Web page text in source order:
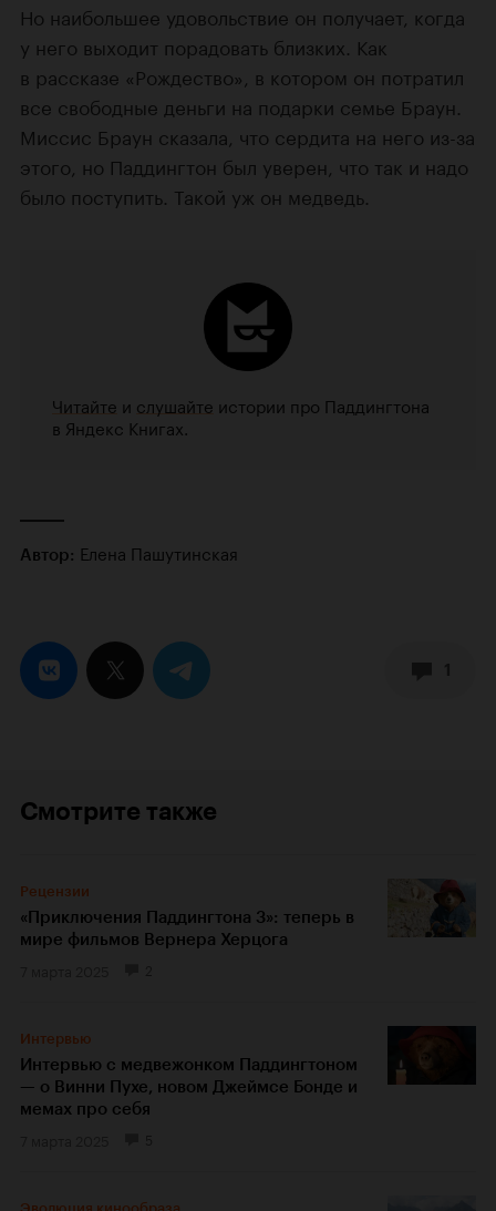
Но наибольшее удовольствие он получает, когда
у него выходит порадовать близких. Как
в рассказе «Рождество», в котором он потратил
все свободные деньги на подарки семье Браун.
Миссис Браун сказала, что сердита на него из-за
этого, но Паддингтон был уверен, что так и надо
было поступить. Такой уж он медведь.
Читайте и слушайте истории про Паддингтона
в Яндекс Книгах.
Автор: Елена Пашутинская
Смотрите также
Рецензии
«Приключения Паддингтона 3»: теперь в
мире фильмов Вернера Херцога
Интервью
Интервью с медвежонком Паддингтоном
— о Винни Пухе, новом Джеймсе Бонде и
мемах про себя